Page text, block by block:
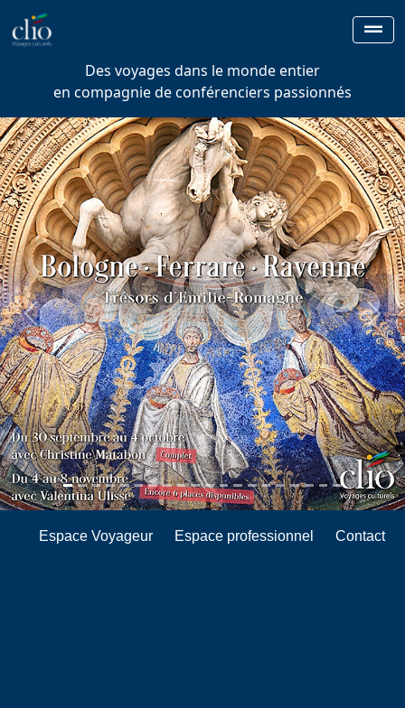
Des voyages dans le monde entier
en compagnie de conférenciers passionnés
Previous Next
Espace Voyageur Espace professionnel Contact